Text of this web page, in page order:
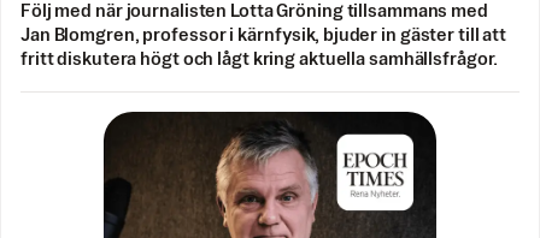
Följ med när journalisten Lotta Gröning tillsammans med
Jan Blomgren, professor i kärnfysik, bjuder in gäster till att
fritt diskutera högt och lågt kring aktuella samhällsfrågor.